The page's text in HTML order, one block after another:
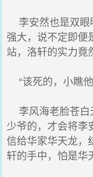
李安然也是双眼
强大，说不定即便
站，洛轩的实力竟
“该死的，小瞧
李风海老脸苍白
少爷的，才会将李
信给华家华天龙，
轩的手中，怕是华